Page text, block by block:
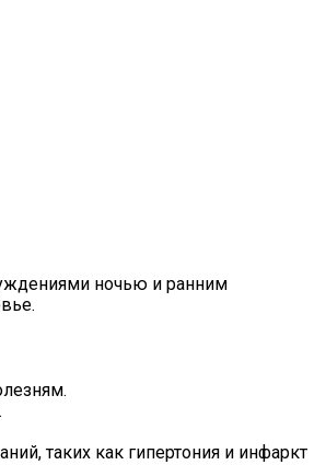
ночью и ранним
таких как гипертония и инфаркт